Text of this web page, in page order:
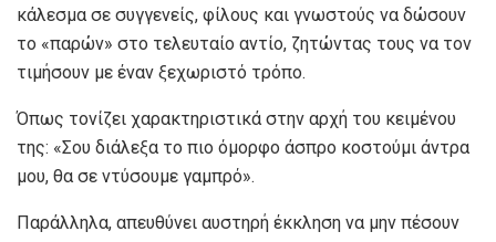
κάλεσμα σε συγγενείς, φίλους και γνωστούς να δώσουν
το «παρών» στο τελευταίο αντίο, ζητώντας τους να τον
τιμήσουν με έναν ξεχωριστό τρόπο.
Όπως τονίζει χαρακτηριστικά στην αρχή του κειμένου
της: «Σου διάλεξα το πιο όμορφο άσπρο κοστούμι άντρα
μου, θα σε ντύσουμε γαμπρό».
Παράλληλα, απευθύνει αυστηρή έκκληση να μην πέσουν